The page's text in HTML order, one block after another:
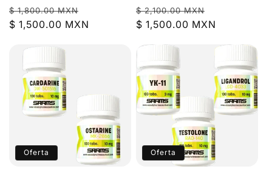
Precio
habitual
$ 1,800.00 MXN
de
$ 1,500.00 MXN
Precio
habitual
$ 2,100.00 MXN
de
$ 1,500.00 MXN
Oferta Oferta